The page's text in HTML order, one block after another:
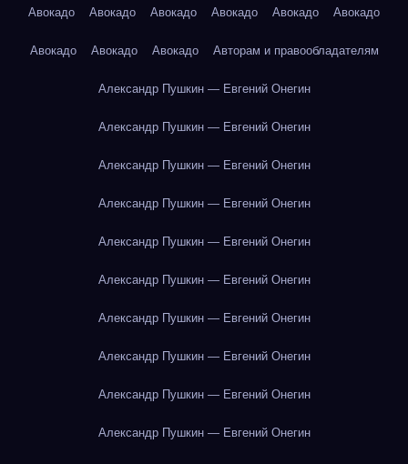
Авокадо Авокадо Авокадо Авокадо Авокадо Авокадо
Авокадо Авокадо Авокадо Авторам и правообладателям
Александр Пушкин — Евгений Онегин
Александр Пушкин — Евгений Онегин
Александр Пушкин — Евгений Онегин
Александр Пушкин — Евгений Онегин
Александр Пушкин — Евгений Онегин
Александр Пушкин — Евгений Онегин
Александр Пушкин — Евгений Онегин
Александр Пушкин — Евгений Онегин
Александр Пушкин — Евгений Онегин
Александр Пушкин — Евгений Онегин